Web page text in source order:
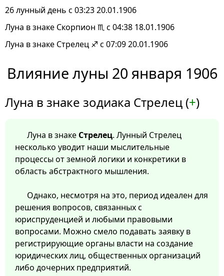
26 лунный день с 03:23 20.01.1906
Луна в знаке Скорпион ♏ с 04:38 18.01.1906
Луна в знаке Стрелец ♐ с 07:09 20.01.1906
Влияние луны 20 января 1906
Луна в знаке зодиака Стрелец (+)
Луна в знаке Стрелец. Лунный Стрелец
несколько уводит наши мыслительные
процессы от земной логики и конкретики в
область абстрактного мышления.
Однако, несмотря на это, период идеален для
решения вопросов, связанных с
юриспруденцией и любыми правовыми
вопросами. Можно смело подавать заявку в
регистрирующие органы власти на создание
юридических лиц, общественных организаций
либо дочерних предприятий.